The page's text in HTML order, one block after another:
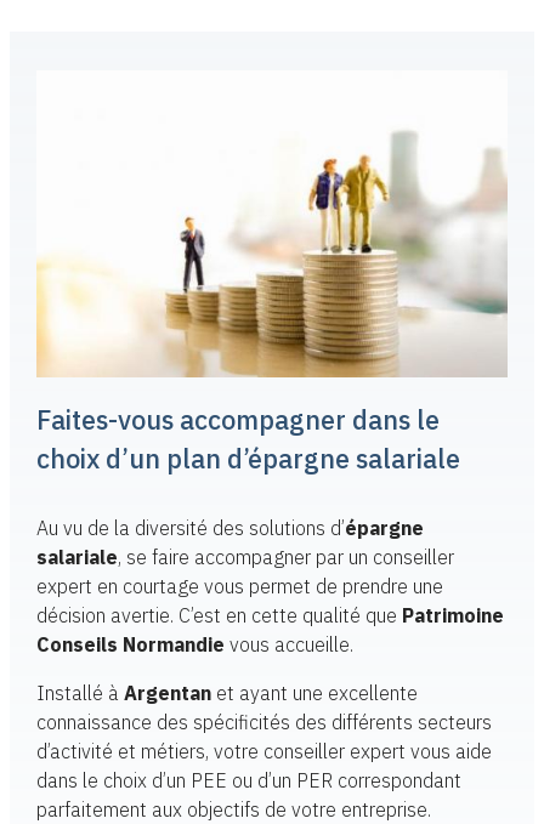
Faites-vous accompagner dans le
choix d’un plan d’épargne salariale
Au vu de la diversité des solutions d’épargne
salariale, se faire accompagner par un conseiller
expert en courtage vous permet de prendre une
décision avertie. C’est en cette qualité que Patrimoine
Conseils Normandie vous accueille.
Installé à Argentan et ayant une excellente
connaissance des spécificités des différents secteurs
d’activité et métiers, votre conseiller expert vous aide
dans le choix d’un PEE ou d’un PER correspondant
parfaitement aux objectifs de votre entreprise.